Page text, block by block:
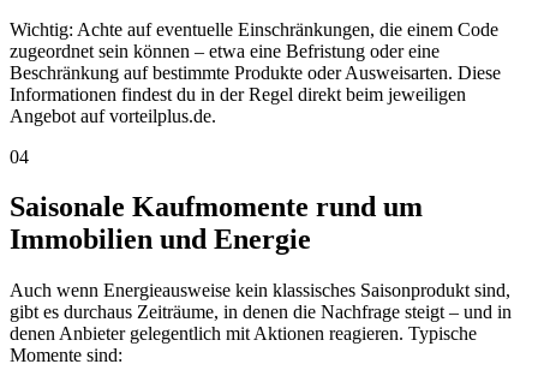
Wichtig: Achte auf eventuelle Einschränkungen, die einem Code
zugeordnet sein können – etwa eine Befristung oder eine
Beschränkung auf bestimmte Produkte oder Ausweisarten. Diese
Informationen findest du in der Regel direkt beim jeweiligen
Angebot auf vorteilplus.de.
04
Saisonale Kaufmomente rund um
Immobilien und Energie
Auch wenn Energieausweise kein klassisches Saisonprodukt sind,
gibt es durchaus Zeiträume, in denen die Nachfrage steigt – und in
denen Anbieter gelegentlich mit Aktionen reagieren. Typische
Momente sind: